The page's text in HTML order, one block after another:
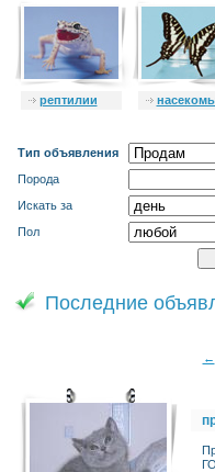
рептилии
Тип объявления
Порода
Искать за
Пол
Последние
←